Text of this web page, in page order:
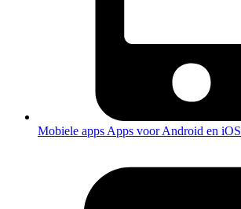
Mobiele apps Apps voor Android en iOS